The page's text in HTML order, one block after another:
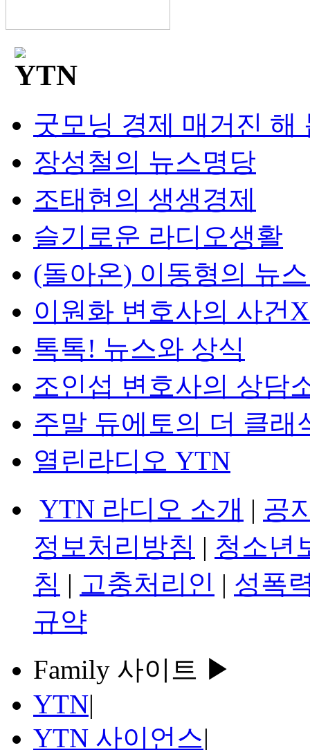
굿모닝 경제 매거진 해
장성철의 뉴스명당
조태현의 생생경제
슬기로운 라디오생활
(돌아온) 이동형의 뉴
이원화 변호사의 사건
톡톡! 뉴스와 상식
조인섭 변호사의 상담
주말 듀에토의 더 클래
열린라디오 YTN
YTN 라디오 소개 | 공
정보처리방침 | 청소년
침 | 고충처리인 | 성폭
규약
Family 사이트 ▶
YTN|
YTN 사이언스|